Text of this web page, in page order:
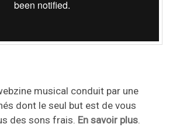
musical conduit par une
dont le seul but est de vous
des sons frais. En savoir plus.